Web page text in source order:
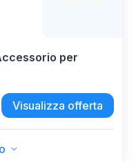
per
Visualizza offerta